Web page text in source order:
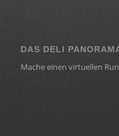
DAS DELI
Mache einen virtuellen